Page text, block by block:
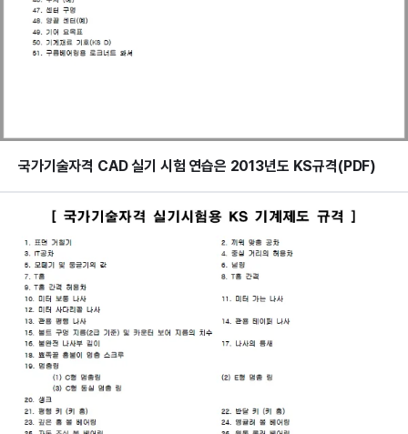
국가기술자격 CAD 실기 시험 연습은 2013년도 KS규격(PDF)